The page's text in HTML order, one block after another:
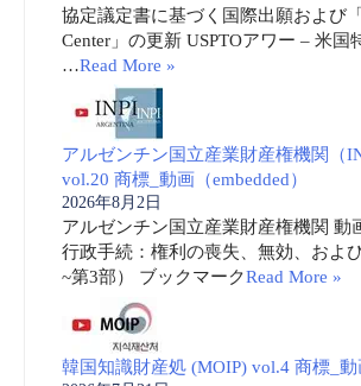
協定議定書に基づく国際出願および
Center」の更新 USPTOアワー – 米国
…Read More »
アルゼンチン国立産業財産権機関（
vol.20 商標_動画（embedded）
2026年8月2日
アルゼンチン国立産業財産権機関 動
行政手続：権利の喪失、無効、およ
~第3部） ブックマークRead More »
韓国知識財産処 (MOIP) vol.4 商標_動